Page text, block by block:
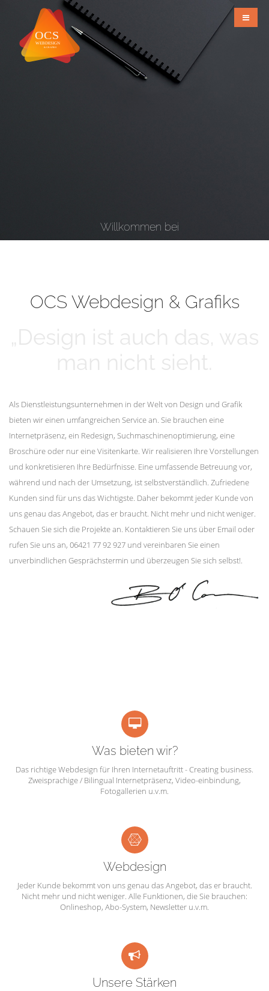
Willkommen bei
OCS Webdesign & Grafiks
Als Dienstleistungsunternehmen in der Welt von Design und Grafik
bieten wir einen umfangreichen Service an. Sie brauchen eine
Internetpräsenz, ein Redesign, Suchmaschinenoptimierung, eine
Broschüre oder nur eine Visitenkarte. Wir realisieren Ihre Vorstellungen
und konkretisieren Ihre Bedürfnisse. Eine umfassende Betreuung vor,
während und nach der Umsetzung, ist selbstverständlich. Zufriedene
Kunden sind für uns das Wichtigste. Daher bekommt jeder Kunde von
uns genau das Angebot, das er braucht. Nicht mehr und nicht weniger.
Schauen Sie sich die Projekte an. Kontaktieren Sie uns über Email oder
rufen Sie uns an, 06421 77 92 927 und vereinbaren Sie einen
unverbindlichen Gesprächstermin und überzeugen Sie sich selbst!.
Was bieten wir?
Das richtige Webdesign für Ihren Internetauftritt - Creating business.
Zweisprachige / Bilingual Internetpräsenz, Video-einbindung,
Fotogallerien u.v.m.
Webdesign
Jeder Kunde bekommt von uns genau das Angebot, das er braucht.
Nicht mehr und nicht weniger. Alle Funktionen, die Sie brauchen:
Onlineshop, Abo-System, Newsletter u.v.m.
Unsere Stärken